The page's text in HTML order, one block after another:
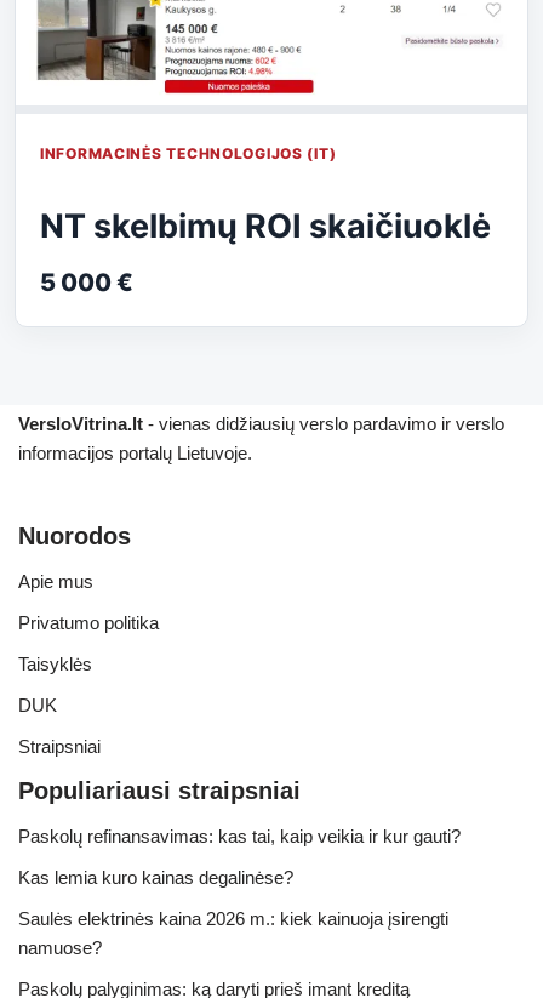
INFORMACINĖS TECHNOLOGIJOS (IT)
NT skelbimų ROI skaičiuoklė
5 000 €
VersloVitrina.lt - vienas didžiausių verslo pardavimo ir verslo
informacijos portalų Lietuvoje.
Nuorodos
Apie mus
Privatumo politika
Taisyklės
DUK
Straipsniai
Populiariausi straipsniai
Paskolų refinansavimas: kas tai, kaip veikia ir kur gauti?
Kas lemia kuro kainas degalinėse?
Saulės elektrinės kaina 2026 m.: kiek kainuoja įsirengti
namuose?
Paskolų palyginimas: ką daryti prieš imant kreditą